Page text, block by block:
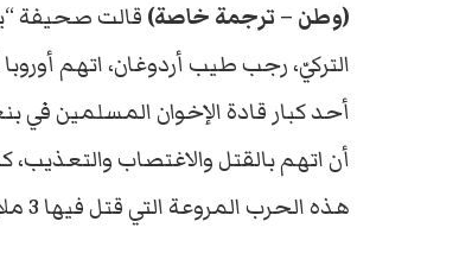
(وطن – ترجمة خاصة) قالت صحيفة
التركيّ، رجب طيب أردوغان، اتهم
هذه الحرب المروعة التي قتل فيها 3 ملايين شخص وأدت لنزوح 10 مليون شخص من منازلهم.